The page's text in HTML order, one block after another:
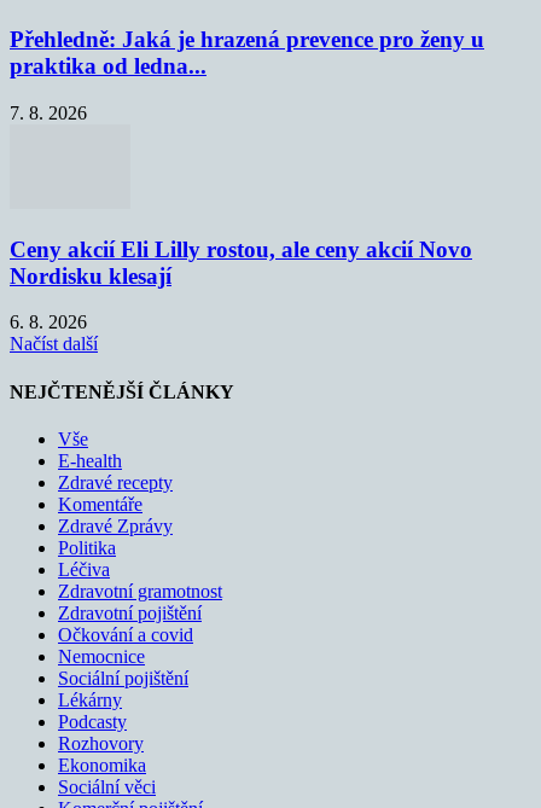
Přehledně: Jaká je hrazená prevence pro ženy u
praktika od ledna...
7. 8. 2026
Ceny akcií Eli Lilly rostou, ale ceny akcií Novo
Nordisku klesají
6. 8. 2026
Načíst další
NEJČTENĚJŠÍ ČLÁNKY
Vše
E-health
Zdravé recepty
Komentáře
Zdravé Zprávy
Politika
Léčiva
Zdravotní gramotnost
Zdravotní pojištění
Očkování a covid
Nemocnice
Sociální pojištění
Lékárny
Podcasty
Rozhovory
Ekonomika
Sociální věci